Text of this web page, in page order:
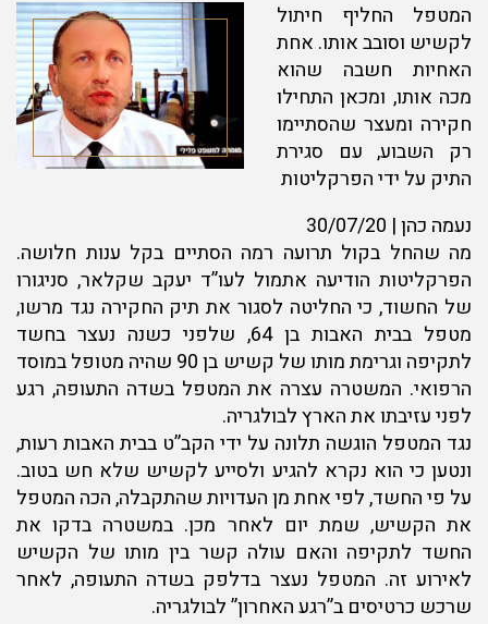
המטפל החליף חיתול
לקשיש וסובב אותו. אחת
האחיות חשבה שהוא
מכה אותו, ומכאן התחילו
חקירה ומעצר שהסתיימו
רק השבוע, עם סגירת
התיק על ידי הפרקליטות
נעמה כהן | 30/07/20
מה שהחל בקול תרועה רמה הסתיים בקל ענות חלושה.
הפרקליטות הודיעה אתמול לעו”ד יעקב שקלאר, סניגורו
של החשוד, כי החליטה לסגור את תיק החקירה נגד מרשו,
מטפל בבית האבות בן 64, שלפני כשנה נעצר בחשד
לתקיפה וגרימת מותו של קשיש בן 90 שהיה מטופל במוסד
הרפואי. המשטרה עצרה את המטפל בשדה התעופה, רגע
לפני עזיבתו את הארץ לבולגריה.
נגד המטפל הוגשה תלונה על ידי הקב”ט בבית האבות רעות,
ונטען כי הוא נקרא להגיע ולסייע לקשיש שלא חש בטוב.
על פי החשד, לפי אחת מן העדויות שהתקבלה, הכה המטפל
את הקשיש, שמת יום לאחר מכן. במשטרה בדקו את
החשד לתקיפה והאם עולה קשר בין מותו של הקשיש
לאירוע זה. המטפל נעצר בדלפק בשדה התעופה, לאחר
שרכש כרטיסים ב”רגע האחרון” לבולגריה.